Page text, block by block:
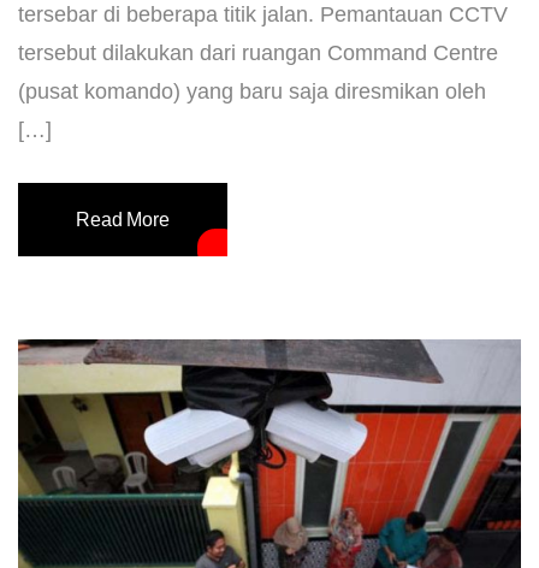
tersebar di beberapa titik jalan. Pemantauan CCTV
tersebut dilakukan dari ruangan Command Centre
(pusat komando) yang baru saja diresmikan oleh
[…]
Read More